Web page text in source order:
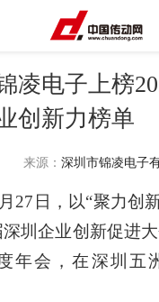
凌电子上榜
创新力榜单
来源： 深圳市锦凌电子
日，以“聚力创
圳企业创新促进
年会，在深圳五